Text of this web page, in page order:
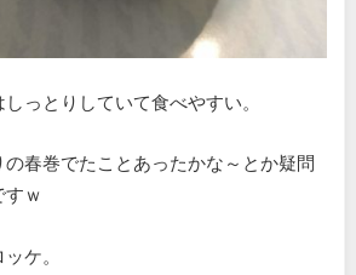
っとりしていて食べやすい。
の春巻でたことあったかな～とか疑問
すｗ
ケ。